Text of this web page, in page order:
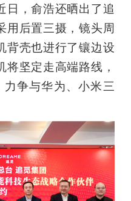
日，俞浩还晒出了追
用后置三摄，镜头周
背壳也进行了镶边设
坚定走高端路线，
争与华为、小米三